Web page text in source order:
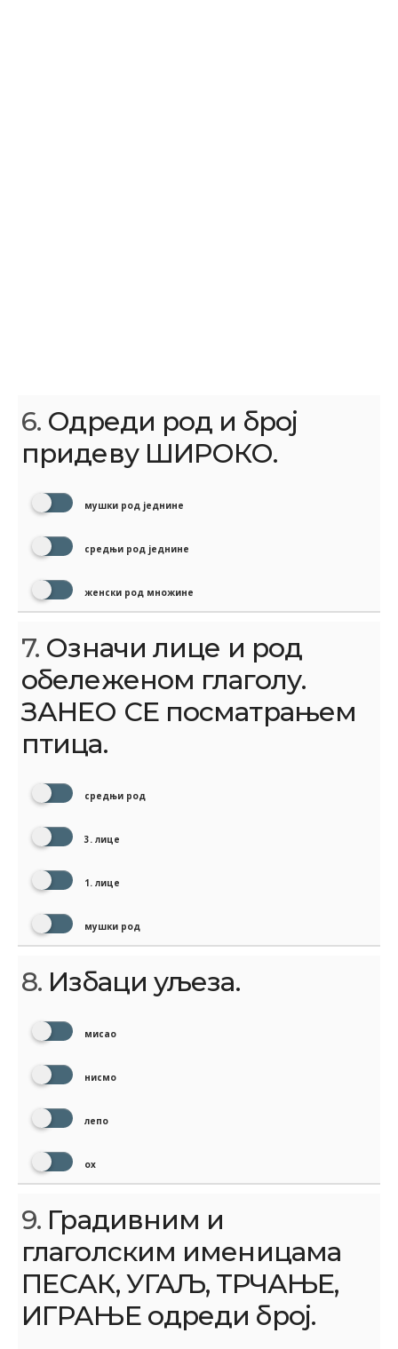
6. Одреди род и број
придеву ШИРОКО.
мушки род једнине
средњи род једнине
женски род множине
7. Означи лице и род
обележеном глаголу.
ЗАНЕО СЕ посматрањем
птица.
средњи род
3. лице
1. лице
мушки род
8. Избаци уљеза.
мисао
нисмо
лепо
ох
9. Градивним и
глаголским именицама
ПЕСАК, УГАЉ, ТРЧАЊЕ,
ИГРАЊЕ одреди број.